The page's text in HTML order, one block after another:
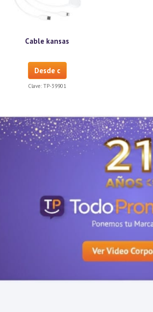
Cable kansas
Desde c
Clave:TP-39901